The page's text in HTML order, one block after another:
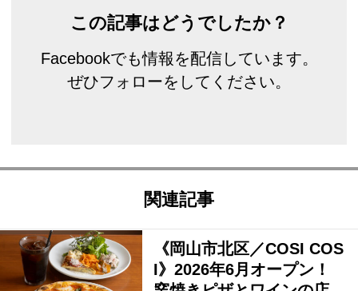
この記事はどうでしたか？
Facebookでも情報を配信しています。
ぜひフォローをしてください。
関連記事
《岡山市北区／COSI COS
I》2026年6月オープン！